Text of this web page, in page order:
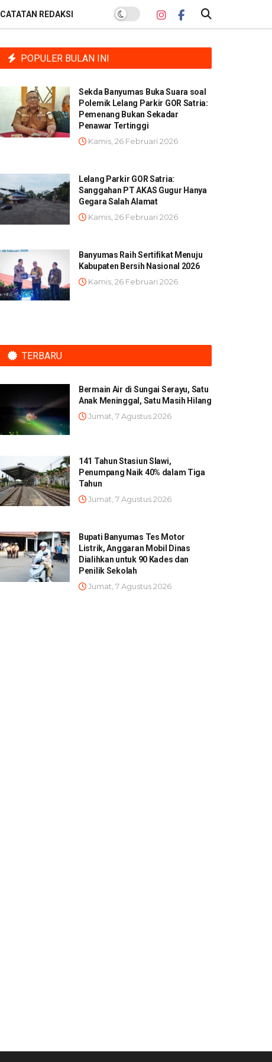
CATATAN REDAKSI
POPULER BULAN INI
Sekda Banyumas Buka Suara soal
Polemik Lelang Parkir GOR Satria:
Pemenang Bukan Sekadar
Penawar Tertinggi
Kamis, 26 Februari 2026
Lelang Parkir GOR Satria:
Sanggahan PT AKAS Gugur Hanya
Gegara Salah Alamat
Kamis, 26 Februari 2026
Banyumas Raih Sertifikat Menuju
Kabupaten Bersih Nasional 2026
Kamis, 26 Februari 2026
TERBARU
Bermain Air di Sungai Serayu, Satu
Anak Meninggal, Satu Masih Hilang
Jumat, 7 Agustus 2026
141 Tahun Stasiun Slawi,
Penumpang Naik 40% dalam Tiga
Tahun
Jumat, 7 Agustus 2026
Bupati Banyumas Tes Motor
Listrik, Anggaran Mobil Dinas
Dialihkan untuk 90 Kades dan
Penilik Sekolah
Jumat, 7 Agustus 2026